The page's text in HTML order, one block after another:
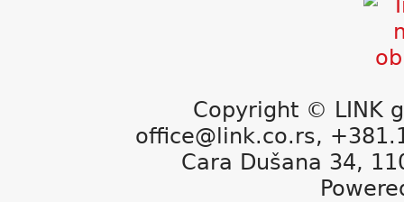
Copyright © LINK
office@link.co.rs,
Cara Dušana 34,